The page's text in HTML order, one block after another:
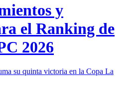
y
el Ranking de
2026